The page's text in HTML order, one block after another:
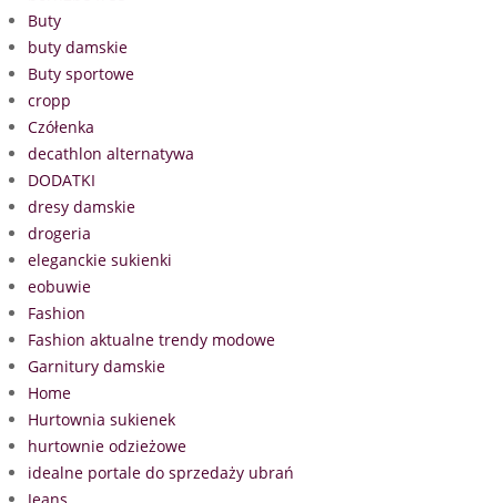
Buty
buty damskie
Buty sportowe
cropp
Czółenka
decathlon alternatywa
DODATKI
dresy damskie
drogeria
eleganckie sukienki
eobuwie
Fashion
Fashion aktualne trendy modowe
Garnitury damskie
Home
Hurtownia sukienek
hurtownie odzieżowe
idealne portale do sprzedaży ubrań